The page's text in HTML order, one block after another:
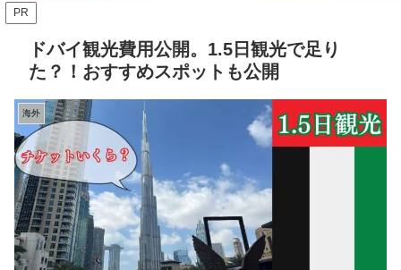
PR
ドバイ観光費用公開。1.5日観光で足り
た？！おすすめスポットも公開
海外